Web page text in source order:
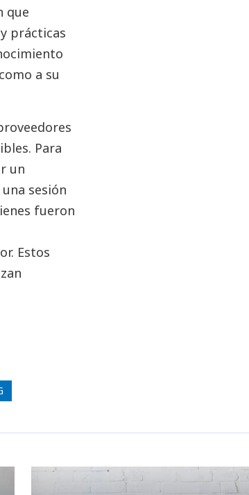
que
prácticas
a su
Para
un
sesión
fueron
Estos